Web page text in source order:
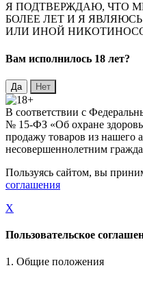
Я ПОДТВЕРЖДАЮ, ЧТО
БОЛЕЕ ЛЕТ И Я
ИЛИ ИНОЙ
Вaм исполнилось 18 лет?
В соответствии с
№ 15-ФЗ «Об охране
продажу товаров из нашего
несовершеннолетним
Пользуясь сайтом, вы
соглашения
X
Пользовательское
1. Общие положения